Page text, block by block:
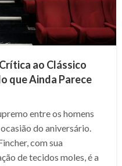
ao Clássico
que Ainda Parece
entre os homens
do aniversário.
com sua
de tecidos moles, é a